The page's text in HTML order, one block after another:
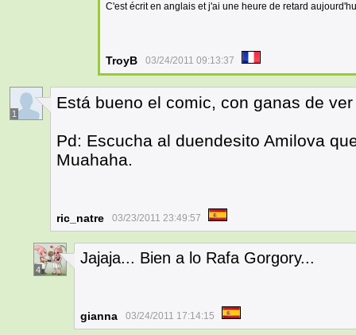
C'est écrit en anglais et j'ai une heure de retard
TroyB 03/24/2011 09:13:37
1
Está bueno el comic, con ganas de
Pd: Escucha al duendesito Amilova
Muahaha.
ric_natre 03/23/2011 23:49:57
4
Jajaja... Bien a lo Rafa Gorgory...
gianna 03/24/2011 17:14:15